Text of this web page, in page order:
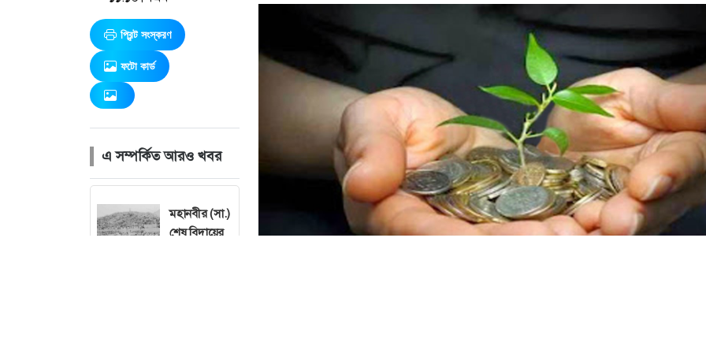
প্রিন্ট সংস্করণ
ফটো কার্ড
এ সম্পর্কিত আরও খবর
মহানবীর (সা.)
শেষ বিদায়ের